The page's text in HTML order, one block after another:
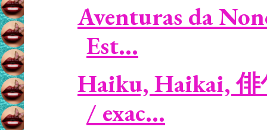
Aventuras da
Est...
Haiku, Haikai, 俳
/ exac...